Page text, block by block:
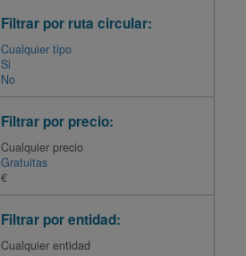
Filtrar por ruta circular:
Cualquier tipo
Si
No
Filtrar por precio:
Cualquier precio
Gratuitas
€
Filtrar por entidad:
Cualquier entidad